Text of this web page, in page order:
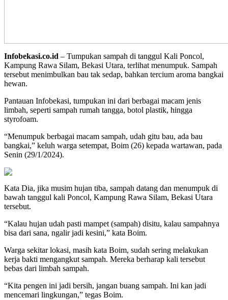
Infobekasi.co.id – Tumpukan sampah di tanggul Kali Poncol,
Kampung Rawa Silam, Bekasi Utara, terlihat menumpuk. Sampah
tersebut menimbulkan bau tak sedap, bahkan tercium aroma bangkai
hewan.
Pantauan Infobekasi, tumpukan ini dari berbagai macam jenis
limbah, seperti sampah rumah tangga, botol plastik, hingga
styrofoam.
“Menumpuk berbagai macam sampah, udah gitu bau, ada bau
bangkai,” keluh warga setempat, Boim (26) kepada wartawan, pada
Senin (29/1/2024).
Kata Dia, jika musim hujan tiba, sampah datang dan menumpuk di
bawah tanggul kali Poncol, Kampung Rawa Silam, Bekasi Utara
tersebut.
“Kalau hujan udah pasti mampet (sampah) disitu, kalau sampahnya
bisa dari sana, ngalir jadi kesini,” kata Boim.
Warga sekitar lokasi, masih kata Boim, sudah sering melakukan
kerja bakti mengangkut sampah. Mereka berharap kali tersebut
bebas dari limbah sampah.
“Kita pengen ini jadi bersih, jangan buang sampah. Ini kan jadi
mencemari lingkungan,” tegas Boim.